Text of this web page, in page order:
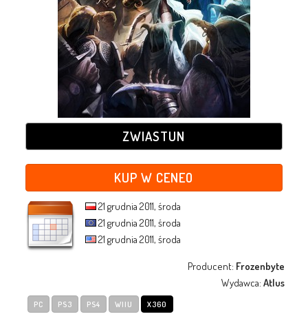
ZWIASTUN
KUP W CENEO
21 grudnia 2011, środa
21 grudnia 2011, środa
21 grudnia 2011, środa
Producent: Frozenbyte
Wydawca:Atlus
PC PS3 PS4 WIIU X360